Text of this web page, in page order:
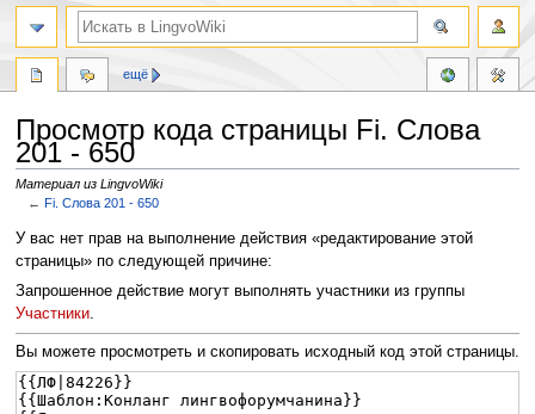
Просмотр кода страницы Fi. Слова
201 - 650
Материал из LingvoWiki
←Fi. Слова 201 - 650
Перейти
к
навигации
Перейти
к
поиску
У вас нет прав на выполнение действия «редактирование этой
страницы» по следующей причине:
Запрошенное действие могут выполнять участники из группы
Участники.
Вы можете просмотреть и скопировать исходный код этой страницы.
ещё